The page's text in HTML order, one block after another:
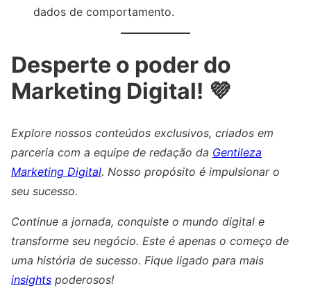
dados de comportamento.
Desperte o poder do
Marketing Digital! 💜
Explore nossos conteúdos exclusivos, criados em
parceria com a equipe de redação da Gentileza
Marketing Digital. Nosso propósito é impulsionar o
seu sucesso.
Continue a jornada, conquiste o mundo digital e
transforme seu negócio. Este é apenas o começo de
uma história de sucesso. Fique ligado para mais
insights poderosos!